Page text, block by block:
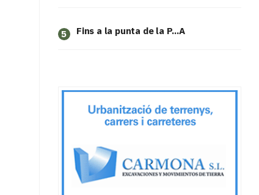
5 Fins a la punta de la P...A